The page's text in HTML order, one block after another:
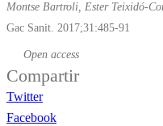
Montse Bartroli, Ester Teixidó-
Gac Sanit. 2017;31:485-91
Open access
Compartir
Twitter
Facebook